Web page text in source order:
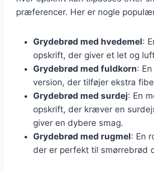
præferencer. Her er nogle
Grydebrød med hvedemel:
opskrift, der giver et let og
Grydebrød med fuldkorn:
version, der tilføjer ekstra
Grydebrød med surdej: En
opskrift, der kræver en
giver en dybere smag.
Grydebrød med rugmel: En
der er perfekt til smørrebrød